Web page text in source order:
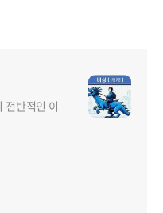
전반적인 이